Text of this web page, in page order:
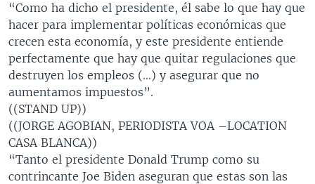
“Como ha dicho el presidente, él sabe lo que hay que
hacer para implementar políticas económicas que
crecen esta economía, y este presidente entiende
perfectamente que hay que quitar regulaciones que
destruyen los empleos (…) y asegurar que no
aumentamos impuestos”.
((STAND UP))
((JORGE AGOBIAN, PERIODISTA VOA –LOCATION
CASA BLANCA))
“Tanto el presidente Donald Trump como su
contrincante Joe Biden aseguran que estas son las